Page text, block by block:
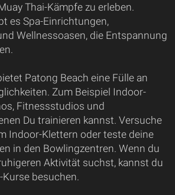
Thai-Kämpfe zu erleben.
es Spa-Einrichtungen,
Wellnessoasen, die Entspannung
Patong Beach eine Fülle an
Zum Beispiel Indoor-
Fitnessstudios und
Du trainieren kannst. Versuche
Indoor-Klettern oder teste deine
in den Bowlingzentren. Wenn du
Aktivität suchst, kannst du
besuchen.